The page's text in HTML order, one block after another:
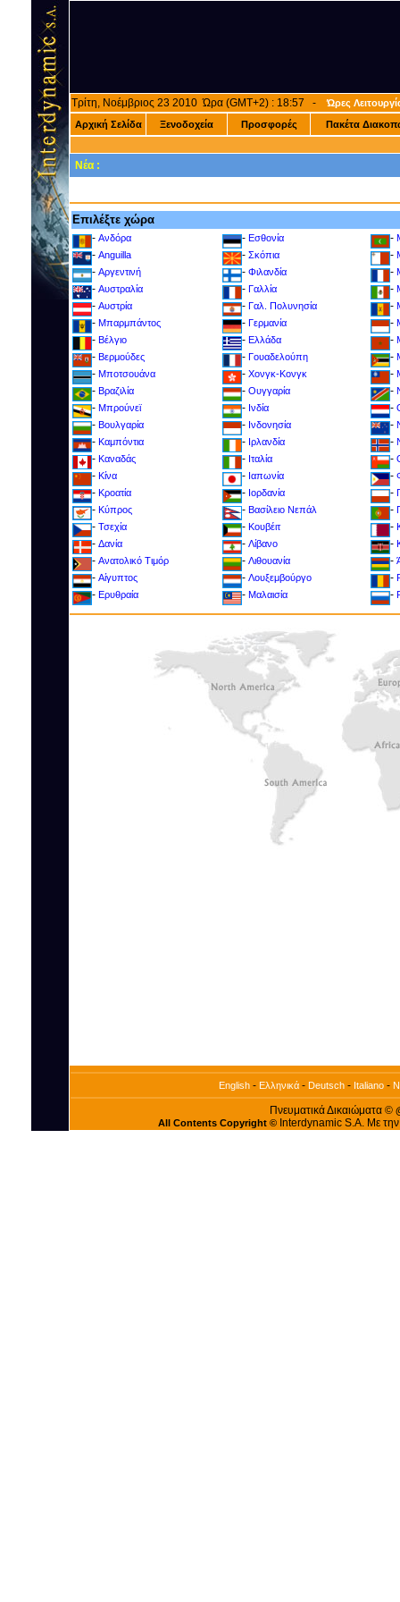
Τρίτη, Νοέμβριος 23 2010 Ώρα (GMT+2) : 18:57 -Ώρες
Αρχική Σελίδα
Ξενοδοχεία Προσφορές Πακέτα
Νέα :
Επιλέξτε χώρα
- Ανδόρα
- Anguilla
- Αργεντινή
- Αυστραλία
- Αυστρία
- Μπαρμπάντος
- Βέλγιο
- Βερμούδες
- Μποτσουάνα
- Βραζιλία
- Μπρούνεϊ
- Βουλγαρία
- Καμπόντια
- Καναδάς
- Κίνα
- Κροατία
- Kύπρος
- Τσεχία
- Δανία
- Ανατολικό Τιμόρ
- Αίγυπτος
- Ερυθραία
- Εσθονία
- Σκόπια
- Φιλανδία
- Γαλλία
- Γαλ. Πολυνησία
- Γερμανία
- Ελλάδα
- Γουαδελούπη
- Χονγκ-Κονγκ
- Ουγγαρία
- Ινδία
- Ινδονησία
- Ιρλανδία
- Ιταλία
- Ιαπωνία
- Ιορδανία
- Βασίλειο Νεπάλ
- Κουβέιτ
- Λίβανο
- Λιθουανία
- Λουξεμβούργο
- Μαλαισία
-
-
-
-
-
-
-
-
-
-
-
-
-
-
-
-
-
-
-
-
-
-
English - Ελληνικά - Deutsch - Italiano -
Πνευματικά Δικαιώματα ©
All Contents Copyright © Interdynamic S.A. Με